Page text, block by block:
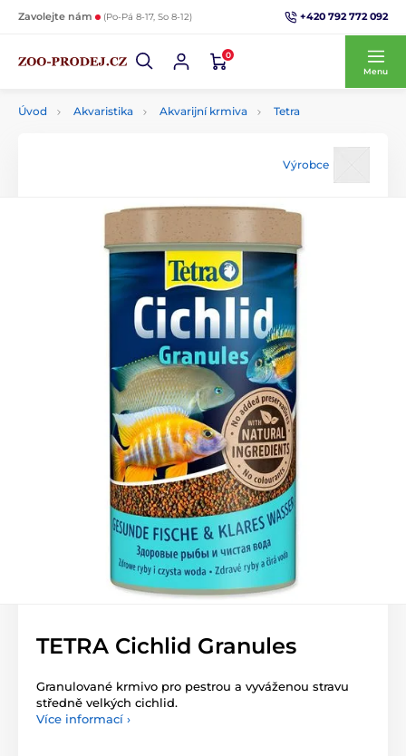
Zavolejte nám (Po-Pá 8-17, So 8-12) +420 792 772 092
0
Menu
Úvod Akvaristika Akvarijní krmiva Tetra
Výrobce
TETRA Cichlid Granules
Granulované krmivo pro pestrou a vyváženou stravu
středně velkých cichlid.
Více informací ›